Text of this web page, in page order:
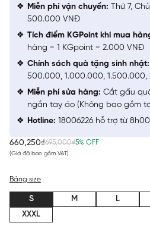
660,250₫695,000₫5% OFF
(Giá đã bao gồm VAT)
Bảng size
S M L
XXXL
Miễn phí vận chuyển: Thứ 7,
500.000 VNĐ
Tích điểm KGPoint khi mua
hàng = 1 KGpoint = 2.000 VNĐ
Chính sách quà tặng sinh nhật:
500.000, 1.000.000,
Miễn phí sửa hàng: Cắt gấu
ngắn tay áo (Không bao gồm
Hotline: 18006226 hỗ trợ từ